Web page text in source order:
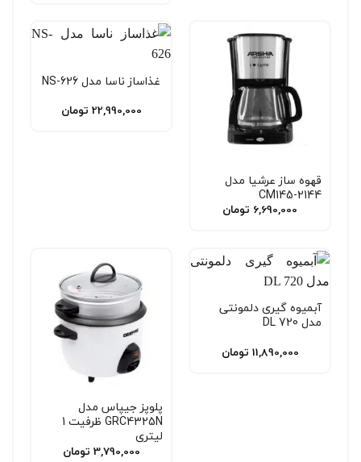
قهوه ساز عرشیا مدل
CM145-2144
6,690,000 تومان
غذاساز ناسا مدل NS-626
22,990,000 تومان
آبمیوه گیری دلمونتی
مدل DL 720
11,890,000 تومان
پلوپز جیپاس مدل
GRC4325N ظرفیت 1
لیتری
3,790,000 تومان